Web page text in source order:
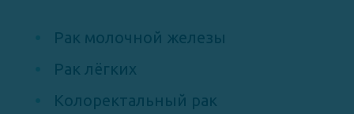
Рак молочной железы
Рак лёгких
Колоректальный рак